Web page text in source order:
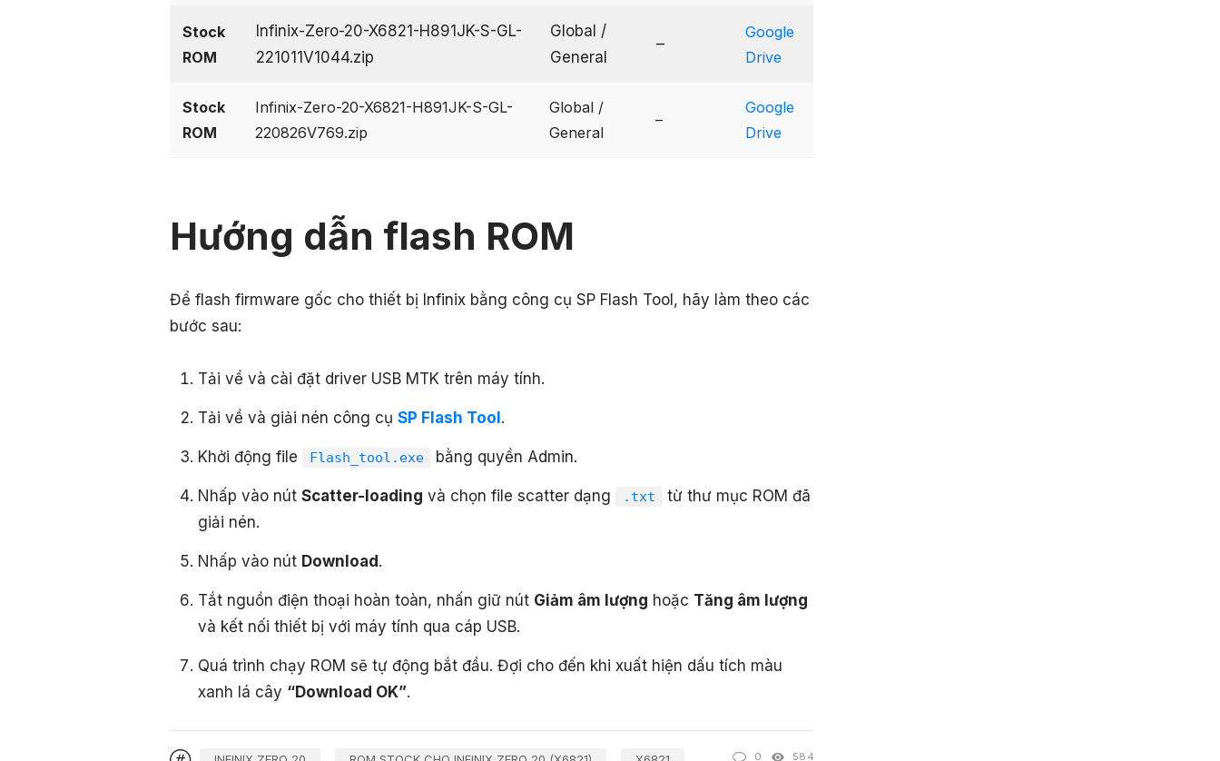
Stock
ROM
Infinix-Zero-20-X6821-H891JK-S-GL-
221011V1044.zip
Global /
General
–
Google
Drive
Stock
ROM
Infinix-Zero-20-X6821-H891JK-S-GL-
220826V769.zip
Global /
General
–
Google
Drive
Hướng dẫn flash ROM
Để flash firmware gốc cho thiết bị Infinix bằng công cụ SP Flash Tool, hãy làm theo các
bước sau:
Tải về và cài đặt driver USB MTK trên máy tính.
Tải về và giải nén công cụ SP Flash Tool .
Khởi động file Flash_tool.exe bằng quyền Admin.
Nhấp vào nút Scatter-loading và chọn file scatter dạng .txt
từ thư mục ROM đã
giải nén.
Nhấp vào nút Download .
Tắt nguồn điện thoại hoàn toàn, nhấn giữ nút Giảm âm lượng hoặc Tăng âm lượng
và kết nối thiết bị với máy tính qua cáp USB.
Quá trình chạy ROM sẽ tự động bắt đầu. Đợi cho đến khi xuất hiện dấu tích màu
xanh lá cây “Download OK”.
0 584